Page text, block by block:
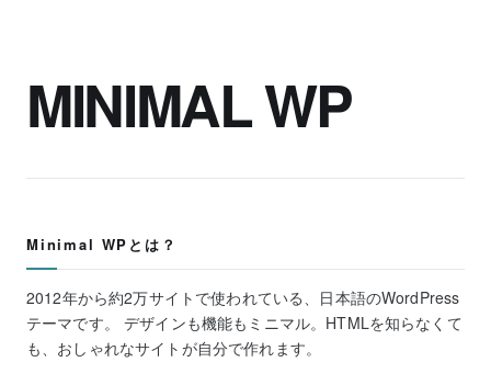
MINIMAL WP
Minimal WPとは？
2012年から約2万サイトで使われている、日本語のWordPress
テーマです。 デザインも機能もミニマル。HTMLを知らなくて
も、おしゃれなサイトが自分で作れます。